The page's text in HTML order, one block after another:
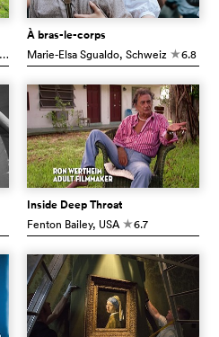
7.1
À bras-le-corps
Marie-Elsa Sgualdo, Schweiz c6.8
Inside Deep Throat
Fenton Bailey, USA c6.7